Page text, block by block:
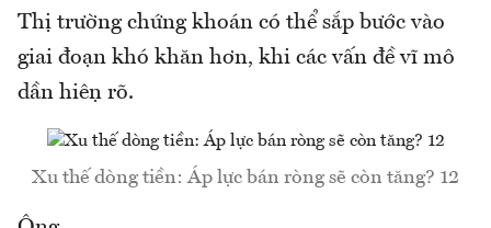
Thị trường chứng khoán có thể sắp bước vào
giai đoạn khó khăn hơn, khi các vấn đề vĩ mô
dần hiện rõ.
Xu thế dòng tiền: Áp lực bán ròng sẽ còn tăng? 12